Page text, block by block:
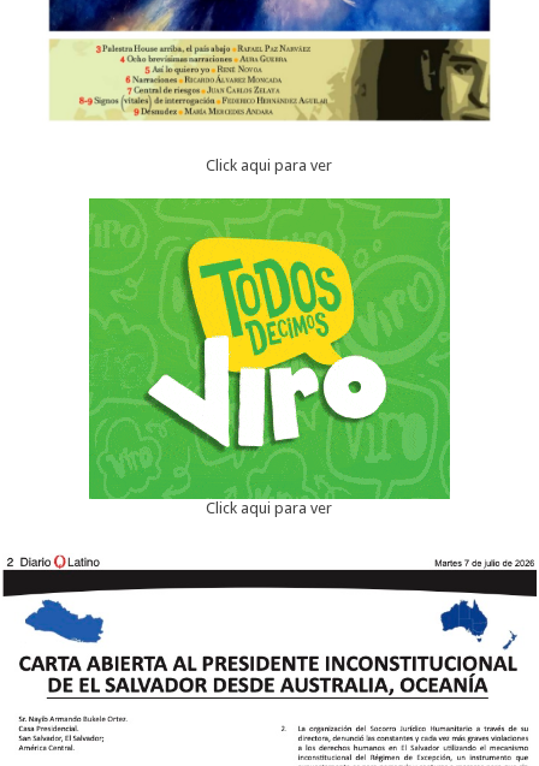
Click aqui para ver
Click aqui para ver